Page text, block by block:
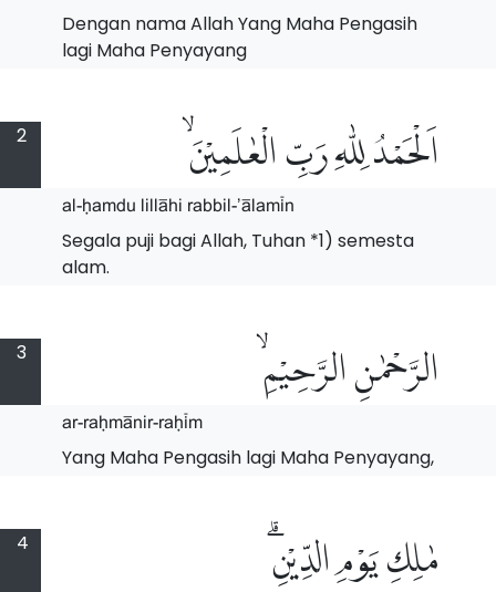
Dengan nama Allah Yang Maha Pengasih
lagi Maha Penyayang
2 اَلْحَمْدُ لِلّٰهِ رَبِّ الْعٰلَمِيْنَۙ
al-Hamdu lill$hi rabbil-'$lam%n
Segala puji bagi Allah, Tuhan *1) semesta
alam.
3 الرَّحْمٰنِ الرَّحِيْمِۙ
ar-raHm$nir-raH%m
Yang Maha Pengasih lagi Maha Penyayang,
4 مٰلِكِ يَوْمِ الدِّيْنِۗ